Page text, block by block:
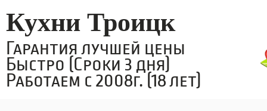
Кухни Троицк
Гарантия лучшей цены
Быстро (Сроки 3 дня)
Работаем с 2008г. (18 лет)